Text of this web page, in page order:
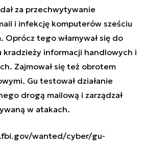
za przechwytywanie
i infekcję komputerów sześciu
Oprócz tego włamywał się do
kradzieży informacji handlowych i
Zajmował się też obrotem
Gu testował działanie
drogą mailową i zarządzał
w atakach.
wanted/cyber/gu-